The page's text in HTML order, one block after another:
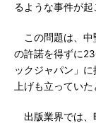
るような事件が起
この問題は、中
の許諾を得ずに
ックジャパン」
上げも立っていた
出版業界では、